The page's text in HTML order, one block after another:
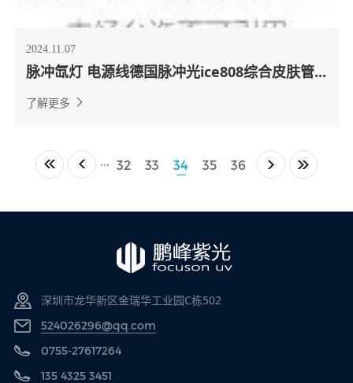
2024.11.07
脉冲氙灯 电源线德国脉冲光ice808综合皮肤管...
了解更多
··· 32 33 34 35 36
深圳市龙华新区金瑞华工业园C栋502
524026296@qq.com
0755-27617264
135 4325 3451